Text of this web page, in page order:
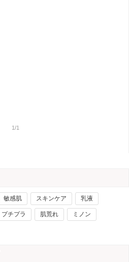
1/1
敏感肌 スキンケア 乳液
プチプラ 肌荒れ ミノン